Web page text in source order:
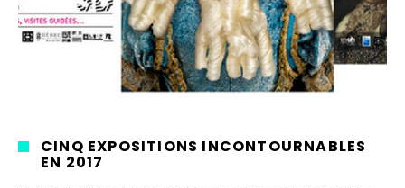
CINQ EXPOSITIONS INCONTOURNABLES
EN 2017